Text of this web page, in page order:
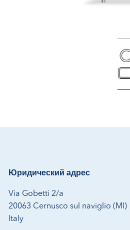
Юридический адрес
Via Gobetti 2/a
20063 Cernusco sul naviglio (MI)
Italy